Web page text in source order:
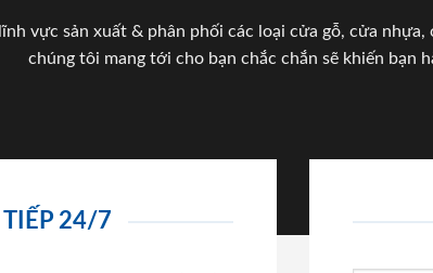
vực sản xuất & phân phối các loại cửa gỗ, cửa
chúng tôi mang tới cho bạn chắc chắn sẽ khiến bạn
24/7